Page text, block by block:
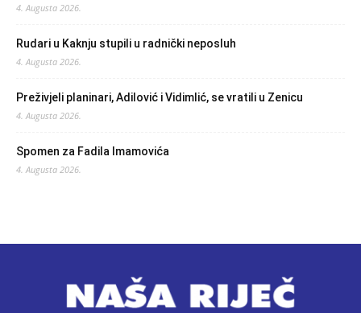
4. Augusta 2026.
Rudari u Kaknju stupili u radnički neposluh
4. Augusta 2026.
Preživjeli planinari, Adilović i Vidimlić, se vratili u Zenicu
4. Augusta 2026.
Spomen za Fadila Imamovića
4. Augusta 2026.